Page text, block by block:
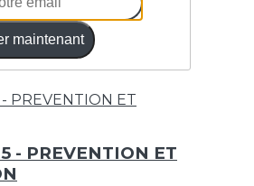
- PREVENTION ET
maintenant